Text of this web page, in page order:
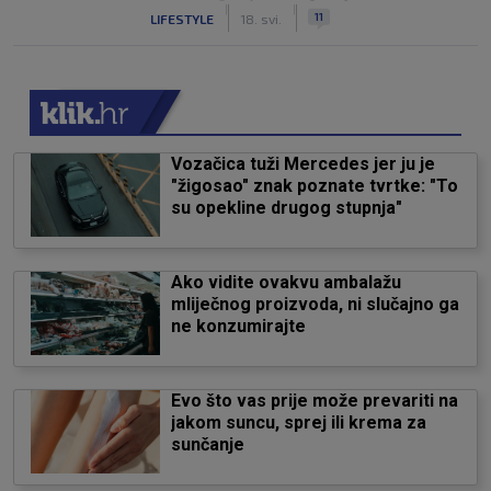
LIFESTYLE 18. svi. 11
Vozačica tuži Mercedes jer ju je
"žigosao" znak poznate tvrtke: "To
su opekline drugog stupnja"
Ako vidite ovakvu ambalažu
mliječnog proizvoda, ni slučajno ga
ne konzumirajte
Evo što vas prije može prevariti na
jakom suncu, sprej ili krema za
sunčanje